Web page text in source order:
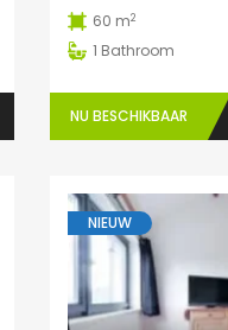
60 m2
1 Bathroom
NU BESCHIKBAAR
NIEUW